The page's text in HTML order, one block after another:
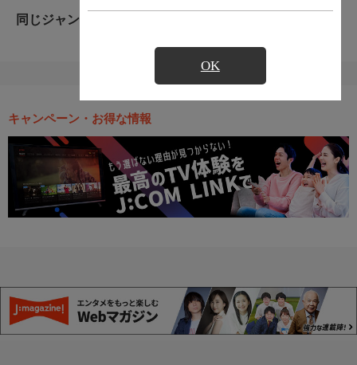
OK
同じジャンルのおすすめ番組
キャンペーン・お得な情報